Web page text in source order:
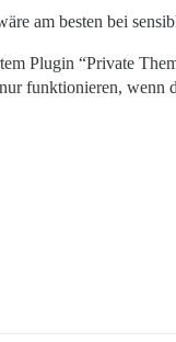
am besten bei
Plugin “Private
funktionieren,